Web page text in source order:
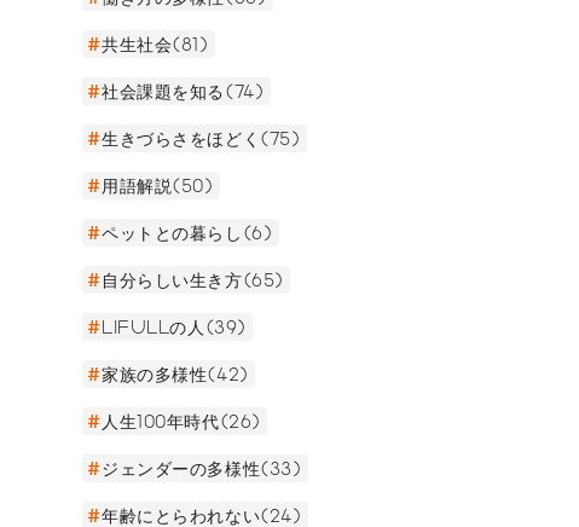
共生社会(81)
社会課題を知る(74)
生きづらさをほどく(75)
用語解説(50)
ペットとの暮らし(6)
自分らしい生き方(65)
LIFULLの人(39)
家族の多様性(42)
人生100年時代(26)
ジェンダーの多様性(33)
年齢にとらわれない(24)